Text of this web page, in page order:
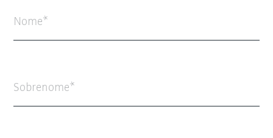
Nome
Sobrenome